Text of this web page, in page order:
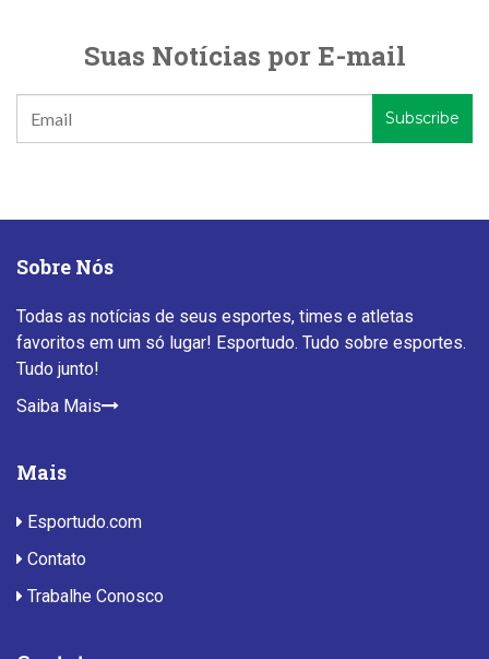
Suas Notícias por E-mail
Sobre Nós
Todas as notícias de seus esportes, times e atletas
favoritos em um só lugar! Esportudo. Tudo sobre esportes.
Tudo junto!
Saiba Mais
Mais
Esportudo.com
Contato
Trabalhe Conosco